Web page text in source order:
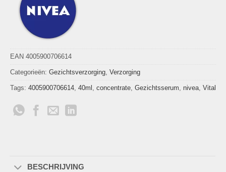
EAN 4005900706614
Categorieën: Gezichtsverzorging, Verzorging
Tags: 4005900706614, 40ml , concentrate, Gezichtsserum, nivea, Vital
BESCHRIJVING